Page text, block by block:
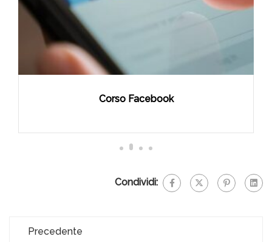
Corso Facebook
Condividi:
Precedente